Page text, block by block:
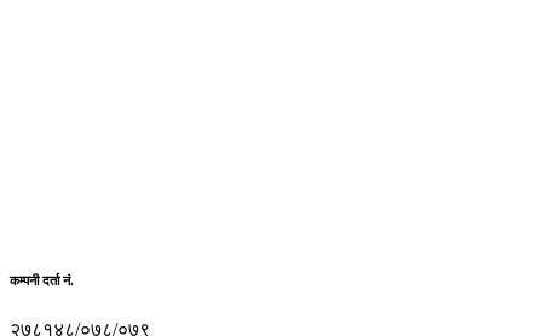
कम्पनी दर्ता नं.
२७८१४८/०७८/०७९